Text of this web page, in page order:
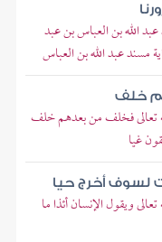
الله بن العباس بن عبد
مسند عبد الله بن العباس
خلف
تعالى فخلف من بعدهم خلف
غيا
لسوف أخرج حيا
ويقول الإنسان أئذا ما